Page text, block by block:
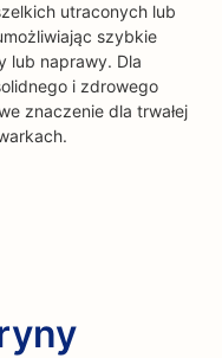
utraconych lub
szybkie
lub naprawy. Dla
i zdrowego
znaczenie dla trwałej